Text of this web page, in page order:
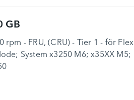
GB
rpm - FRU, (CRU) - Tier 1 - för Flex
System x3250 M6; x35XX M5;